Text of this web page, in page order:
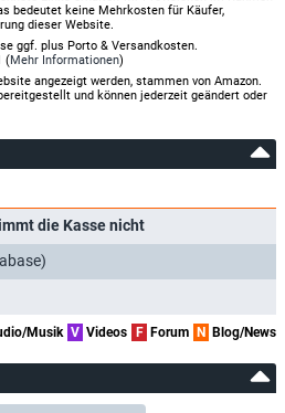
bedeutet keine Mehrkosten für Käufer,
dieser Website.
ggf. plus Porto & Versandkosten.
(Mehr Informationen)
angezeigt werden, stammen von Amazon.
und können jederzeit geändert oder
die Kasse nicht
Musik V Videos F Forum N Blog/News